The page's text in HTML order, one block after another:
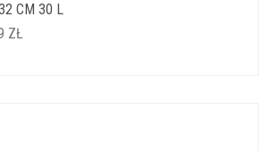
CM 30 L
ZŁ